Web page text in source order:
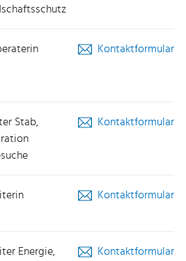
Kontaktformular
Stab,
Kontaktformular
Kontaktformular
Energie,
Kontaktformular